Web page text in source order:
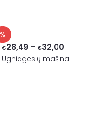
%
€28,49 – €32,00Price
range:
Ugniagesių mašina